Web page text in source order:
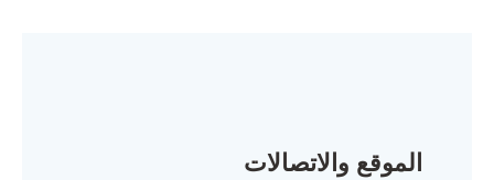
الموقع والاتصالات